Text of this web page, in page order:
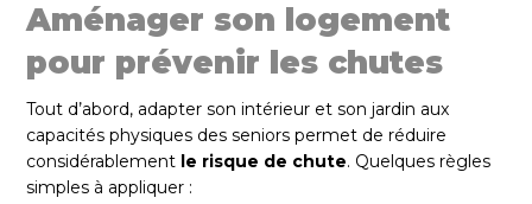
Aménager son logement
pour prévenir les chutes
Tout d’abord, adapter son intérieur et son jardin aux
capacités physiques des seniors permet de réduire
considérablement le risque de chute. Quelques règles
simples à appliquer :